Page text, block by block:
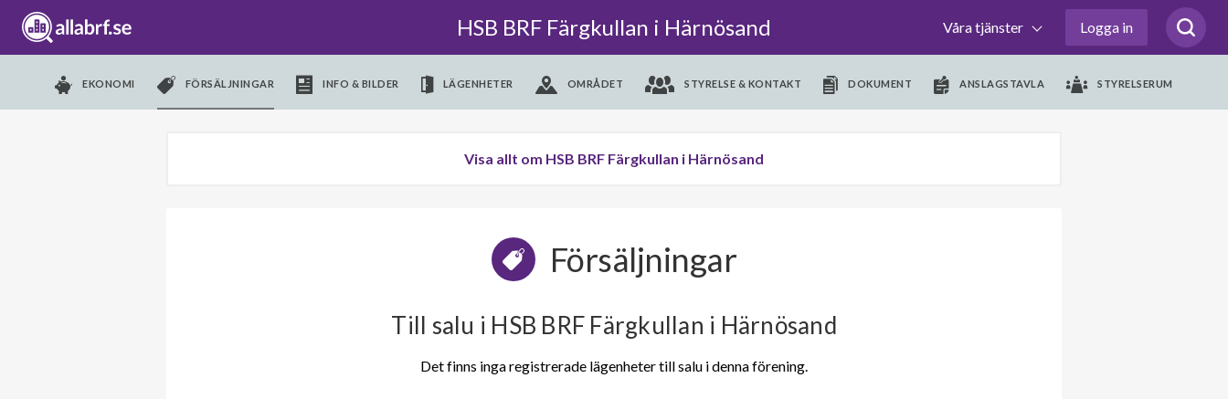
HSB BRF Färgkullan i Härnösand Våra tjänster Logga in
EKONOMI FÖRSÄLJNINGAR INFO & BILDER LÄGENHETER OMRÅDET STYRELSE & KONTAKT DOKUMENT ANSLAGSTAVLA STYRELSERUM
Visa allt om HSB BRF Färgkullan i Härnösand
Försäljningar
Till salu i HSB BRF Färgkullan i Härnösand
Det finns inga registrerade lägenheter till salu i denna förening.